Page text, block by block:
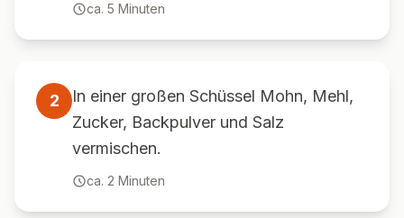
ca. 5 Minuten
2
In einer großen Schüssel Mohn, Mehl,
Zucker, Backpulver und Salz
vermischen.
ca. 2 Minuten